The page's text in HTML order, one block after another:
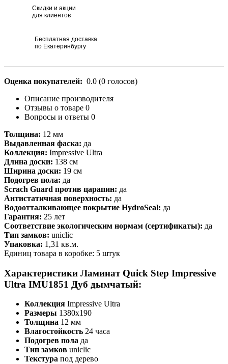
Скидки и акции
для клиентов
Бесплатная доставка
по Екатеринбургу
Оценка покупателей: 0.0 (0 голосов)
Описание производителя
Отзывы о товаре 0
Вопросы и ответы 0
Толщина: 12 мм
Выдавленная фаска: да
Коллекция: Impressive Ultra
Длина доски: 138 см
Ширина доски: 19 см
Подогрев пола: да
Scrach Guard против царапин: да
Антистатичная поверхность: да
Водоотталкивающее покрытие HydroSeal: да
Гарантия: 25 лет
Соответствие экологическим нормам (сертификаты): да
Тип замков: uniclic
Упаковка: 1,31 кв.м.
Единиц товара в коробке: 5 штук
Характеристики Ламинат Quick Step Impressive
Ultra IMU1851 Дуб дымчатый:
Коллекция Impressive Ultra
Размеры 1380х190
Толщина 12 мм
Влагостойкость 24 часа
Подогрев пола да
Тип замков uniclic
Текстура под дерево